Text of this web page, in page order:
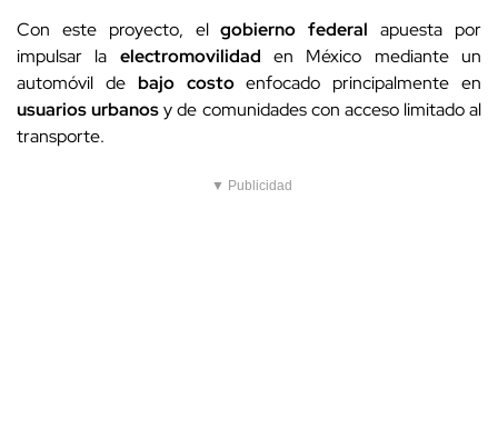
Con este proyecto, elgobierno federal apuesta por
impulsar la electromovilidad en México mediante un
automóvil de bajo costoenfocado principalmente en
usuarios urbanosy de comunidades con acceso limitado al
transporte.
▼ Publicidad